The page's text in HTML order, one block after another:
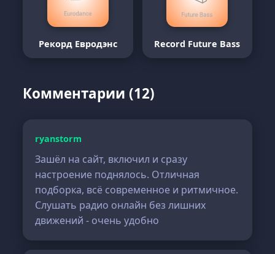
Рекорд Евродэнс Record Future Bass
Комментарии (12)
ryanstorm
Зашёл на сайт, включил и сразу
настроение поднялось. Отличная
подборка, всё современное и ритмичное.
Слушать радио онлайн без лишних
движений - очень удобно